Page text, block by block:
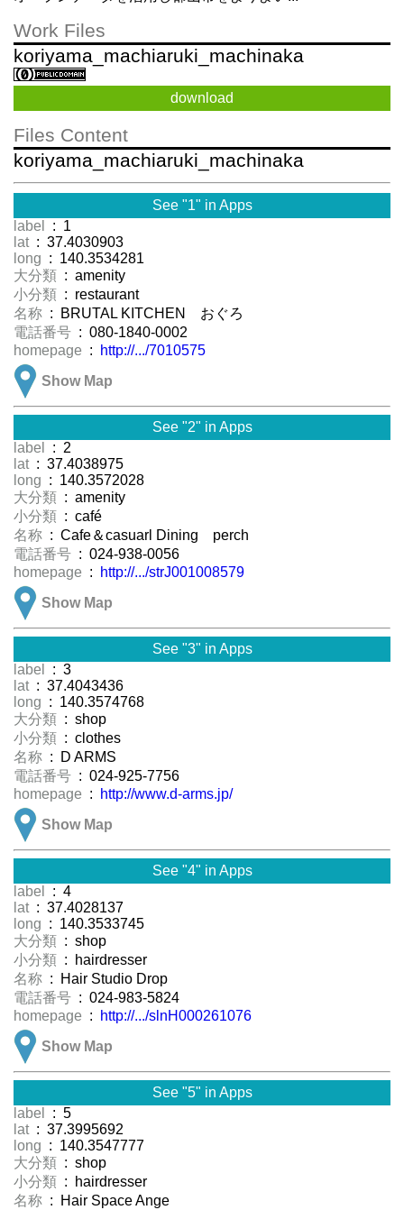
Work Files
koriyama_machiaruki_machinaka
download
Files Content
koriyama_machiaruki_machinaka
See "1" in Apps
label
: 1
lat : 37.4030903
long : 140.3534281
大分類 : amenity
小分類 : restaurant
名称 : BRUTAL KITCHEN おぐろ
電話番号 : 080-1840-0002
homepage :
http://.../7010575
Show Map
See "2" in Apps
label
: 2
lat : 37.4038975
long : 140.3572028
大分類 : amenity
小分類 : café
名称 : Cafe＆casuarl Dining perch
電話番号 : 024-938-0056
homepage :
http://.../strJ001008579
Show Map
See "3" in Apps
label
: 3
lat : 37.4043436
long : 140.3574768
大分類 : shop
小分類 : clothes
名称 : D ARMS
電話番号 : 024-925-7756
homepage :
http://www.d-arms.jp/
Show Map
See "4" in Apps
label
: 4
lat : 37.4028137
long : 140.3533745
大分類 : shop
小分類 : hairdresser
名称 : Hair Studio Drop
電話番号 : 024-983-5824
homepage :
http://.../slnH000261076
Show Map
See "5" in Apps
label
: 5
lat : 37.3995692
long : 140.3547777
大分類 : shop
小分類 : hairdresser
名称 : Hair Space Ange